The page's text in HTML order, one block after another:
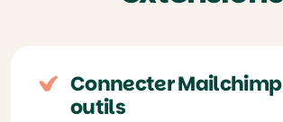
Connecter
outils